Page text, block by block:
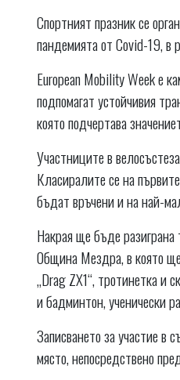
Спортният празник се
пандемията от Covid-19, в
European Mobility Week е
подпомагат устойчивия
която подчертава
Участниците в
Класиралите се на
бъдат връчени и на най-
Накрая ще бъде разиграна
Община Мездра, в която ще
„Drag ZX1“, тротинетка и
и бадминтон, ученически
Записването за участие в
място, непосредствено